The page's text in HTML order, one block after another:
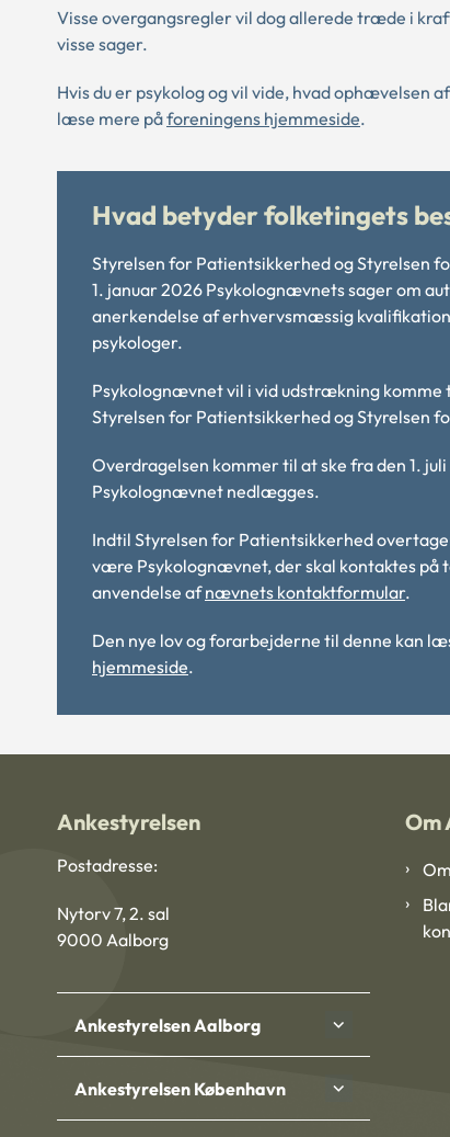
Visse overgangsregler vil dog allerede træde i
visse sager.
Hvis du er psykolog og vil vide, hvad ophævelsen
læse mere påforeningens hjemmeside.
Hvad betyder folketingets
Styrelsen for Patientsikkerhed og Styrelsen
1. januar 2026 Psykolognævnets sager om
anerkendelse af erhvervsmæssig
psykologer.
Psykolognævnet vil i vid udstrækning komme
Styrelsen for Patientsikkerhed og Styrelsen
Overdragelsen kommer til at ske fra den 1.
Psykolognævnet nedlægges.
Indtil Styrelsen for Patientsikkerhed
være Psykolognævnet, der skal kontaktes på
anvendelse afnævnets kontaktformular.
Den nye lov og forarbejderne til denne kan
hjemmeside.
Ankestyrelsen
Postadresse:
Nytorv 7, 2. sal
9000 Aalborg
Ankestyrelsen Aalborg
Ankestyrelsen København
Om